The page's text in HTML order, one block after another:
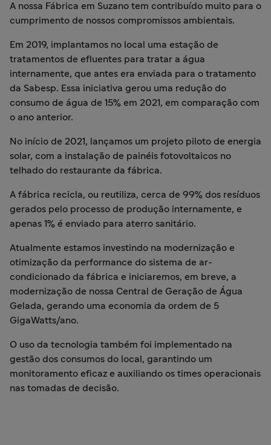
A nossa Fábrica em Suzano tem contribuído muito para o
cumprimento de nossos compromissos ambientais.
Em 2019, implantamos no local uma estação de
tratamentos de efluentes para tratar a água
internamente, que antes era enviada para o tratamento
da Sabesp. Essa iniciativa gerou uma redução do
consumo de água de 15% em 2021, em comparação com
o ano anterior.
No início de 2021, lançamos um projeto piloto de energia
solar, com a instalação de painéis fotovoltaicos no
telhado do restaurante da fábrica.
A fábrica recicla, ou reutiliza, cerca de 99% dos resíduos
gerados pelo processo de produção internamente, e
apenas 1% é enviado para aterro sanitário.
Atualmente estamos investindo na modernização e
otimização da performance do sistema de ar-
condicionado da fábrica e iniciaremos, em breve, a
modernização de nossa Central de Geração de Água
Gelada, gerando uma economia da ordem de 5
GigaWatts/ano.
O uso da tecnologia também foi implementado na
gestão dos consumos do local, garantindo um
monitoramento eficaz e auxiliando os times operacionais
nas tomadas de decisão.